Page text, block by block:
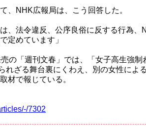
、NHK広報局は、こう回答した。
は、法令違反、公序良俗に反する行為
定めています」
の「週刊文春」では、「女子高生強制
れざる舞台裏にくわえ、別の女性によ
材で報じている。
7302